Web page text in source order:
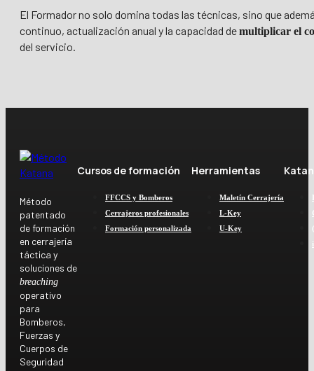
El Formador no solo domina todas las técnicas, sino que
continuo, actualización anual y la capacidad demultiplicar el
del servicio.
Método
patentado
de formación
en cerrajería
táctica y
soluciones de
breaching
operativo
para
Bomberos,
Fuerzas y
Cuerpos de
Seguridad
Cursos de formación
FFCCS y Bomberos
Cerrajeros profesionales
Formación personalizada
Herramientas
Maletín Cerrajería
L-Key
U-Key